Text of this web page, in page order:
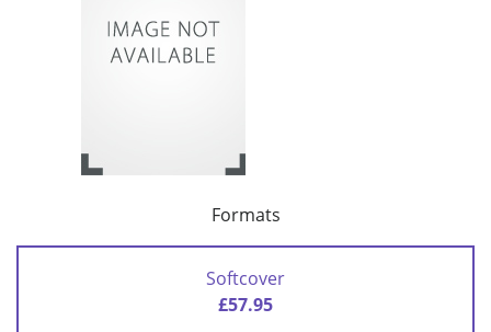
Formats
Softcover
£57.95